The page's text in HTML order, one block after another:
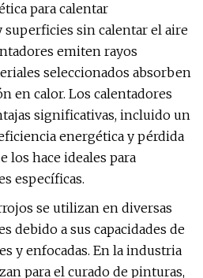
para calentar
sin calentar el aire
emiten rayos
seleccionados absorben
en calor. Los calentadores
significativas, incluido un
energética y pérdida
los hace ideales para
específicas.
se utilizan en diversas
debido a sus capacidades de
y enfocadas. En la industria
para el curado de pinturas,